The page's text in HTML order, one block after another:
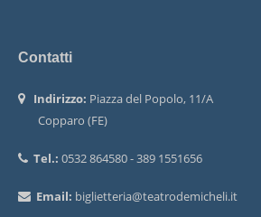
Contatti
Indirizzo: Piazza del Popolo, 11/A
Copparo (FE)
Tel.: 0532 864580 - 389 1551656
Email: biglietteria@teatrodemicheli.it